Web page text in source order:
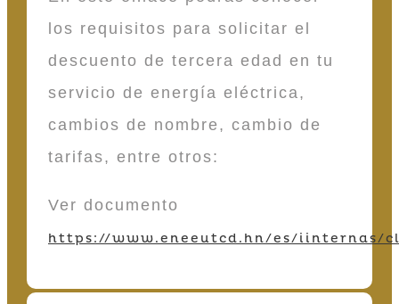
los requisitos para solicitar el
descuento de tercera edad en tu
servicio de energía eléctrica,
cambios de nombre, cambio de
tarifas, entre otros:
Ver documento
https://www.eneeutcd.hn/es/iinternas/